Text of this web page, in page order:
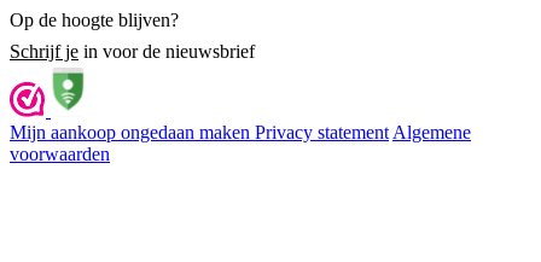
Op de hoogte blijven?
Schrijf je in voor de nieuwsbrief
Mijn aankoop ongedaan maken Privacy statement Algemene
voorwaarden